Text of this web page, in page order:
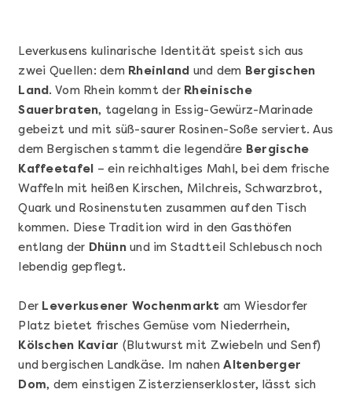
Mehr anzeigen
Sushi Basic Kurs Bonn
Leverkusens kulinarische Identität speist sich aus
zwei Quellen: dem Rheinland und dem Bergischen
Land . Vom Rhein kommt der Rheinische
Sauerbraten, tagelang in Essig-Gewürz-Marinade
gebeizt und mit süß-saurer Rosinen-Soße serviert. Aus
dem Bergischen stammt die legendäre Bergische
Kaffeetafel – ein reichhaltiges Mahl, bei dem frische
Waffeln mit heißen Kirschen, Milchreis, Schwarzbrot,
Quark und Rosinenstuten zusammen auf den Tisch
kommen. Diese Tradition wird in den Gasthöfen
entlang der Dhünnund im Stadtteil Schlebusch noch
lebendig gepflegt.
Der Leverkusener Wochenmarkt am Wiesdorfer
Platz bietet frisches Gemüse vom Niederrhein,
Kölschen Kaviar (Blutwurst mit Zwiebeln und Senf)
und bergischen Landkäse. Im nahenAltenberger
Dom, dem einstigen Zisterzienserkloster, lässt sich